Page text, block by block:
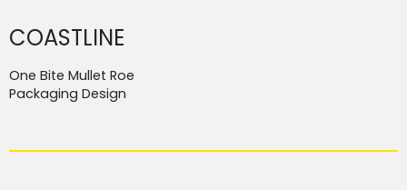
COASTLINE
One Bite Mullet Roe
Packaging Design